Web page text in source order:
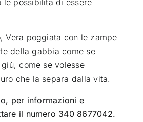
Vera poggiata con le zampe
della gabbia come se
come se volesse
che la separa dalla vita.
per informazioni e
il numero 340 8677042.